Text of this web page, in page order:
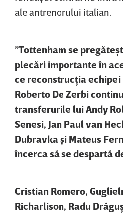
ale antrenorului italian.
”Tottenham se
plecări importante în
ce reconstrucţia echipei
Roberto De Zerbi
transferurile lui Andy
Senesi, Jan Paul van
Dubravka şi Mateus
încerca să se despartă
Cristian Romero,
Richarlison, Radu